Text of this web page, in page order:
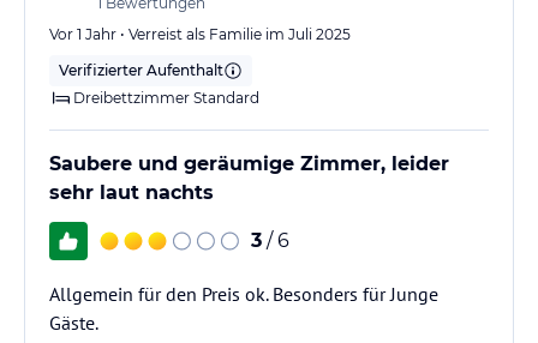
Vor 1 Jahr • Verreist als Familie im Juli 2025
Verifizierter Aufenthalt
Dreibettzimmer Standard
Saubere und geräumige Zimmer, leider
sehr laut nachts
3 / 6
Allgemein für den Preis ok. Besonders für Junge
Gäste.